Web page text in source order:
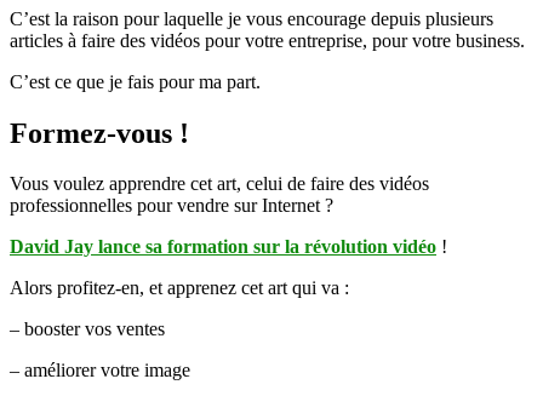
C’est la raison pour laquelle je vous encourage depuis plusieurs
articles à faire des vidéos pour votre entreprise, pour votre business.
C’est ce que je fais pour ma part.
Formez-vous !
Vous voulez apprendre cet art, celui de faire des vidéos
professionnelles pour vendre sur Internet ?
David Jay lance sa formation sur la révolution vidéo !
Alors profitez-en, et apprenez cet art qui va :
– booster vos ventes
– améliorer votre image